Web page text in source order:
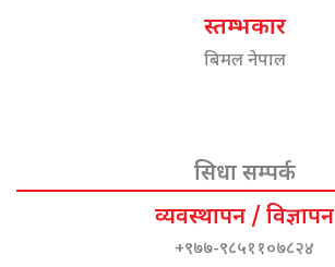
स्तम्भकार
बिमल नेपाल
सिधा सम्पर्क
व्यवस्थापन / विज्ञापन
+९७७-९८५११०७८२४